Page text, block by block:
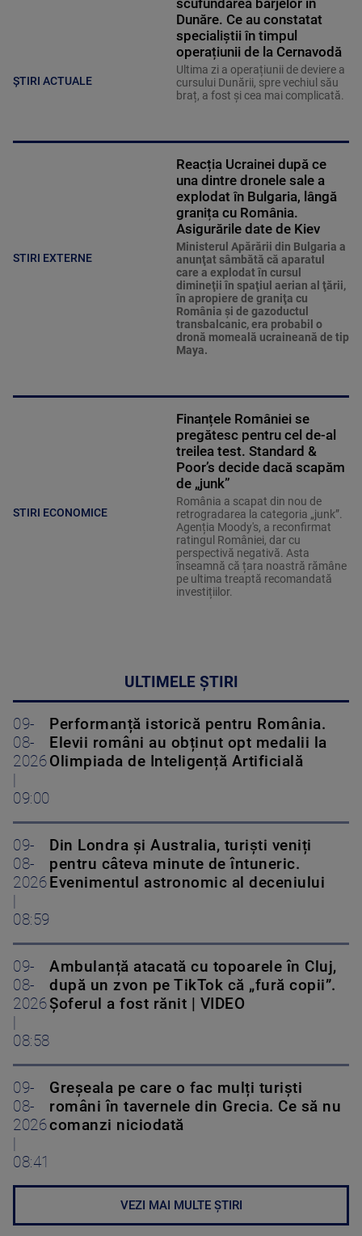
ȘTIRI ACTUALE
scufundarea barjelor în
Dunăre. Ce au constatat
specialiștii în timpul
operațiunii de la Cernavodă
Ultima zi a operațiunii de deviere a
cursului Dunării, spre vechiul său
braț, a fost și cea mai complicată.
STIRI EXTERNE
Reacția Ucrainei după ce
una dintre dronele sale a
explodat în Bulgaria, lângă
granița cu România.
Asigurările date de Kiev
Ministerul Apărării din Bulgaria a
anunţat sâmbătă că aparatul
care a explodat în cursul
dimineţii în spaţiul aerian al ţării,
în apropiere de graniţa cu
România şi de gazoductul
transbalcanic, era probabil o
dronă momeală ucraineană de tip
Maya.
STIRI ECONOMICE
Finanțele României se
pregătesc pentru cel de-al
treilea test. Standard &
Poor’s decide dacă scapăm
de „junk”
România a scapat din nou de
retrogradarea la categoria „junk”.
Agenția Moody's, a reconfirmat
ratingul României, dar cu
perspectivă negativă. Asta
înseamnă că țara noastră rămâne
pe ultima treaptă recomandată
investițiilor.
ULTIMELE ȘTIRI
09-
08-
2026
09:00
Performanță istorică pentru România.
Elevii români au obținut opt medalii la
Olimpiada de Inteligență Artificială
09-
08-
2026
08:59
Din Londra și Australia, turiști veniți
pentru câteva minute de întuneric.
Evenimentul astronomic al deceniului
09-
08-
2026
08:58
Ambulanță atacată cu topoarele în Cluj,
după un zvon pe TikTok că „fură copii”.
Șoferul a fost rănit | VIDEO
09-
08-
2026
08:41
Greșeala pe care o fac mulți turiști
români în tavernele din Grecia. Ce să nu
comanzi niciodată
VEZI MAI MULTE ȘTIRI